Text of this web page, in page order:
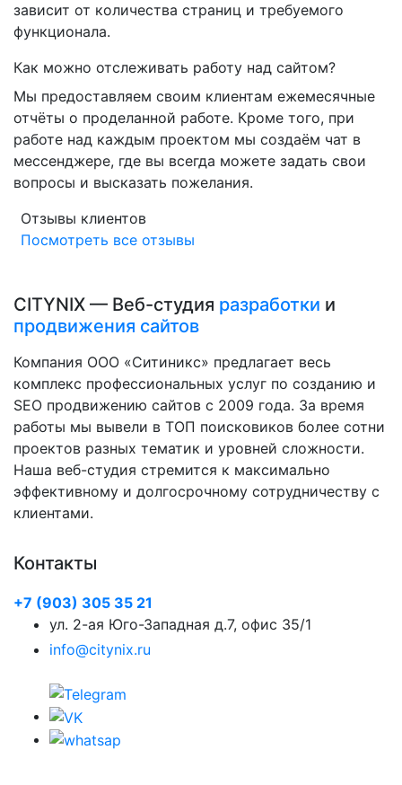
зависит от количества страниц и требуемого
функционала.
Как можно отслеживать работу над сайтом?
Мы предоставляем своим клиентам ежемесячные
отчёты о проделанной работе. Кроме того, при
работе над каждым проектом мы создаём чат в
мессенджере, где вы всегда можете задать свои
вопросы и высказать пожелания.
Отзывы клиентов
Посмотреть все отзывы
CITYNIX — Веб-студия разработки и
продвижения сайтов
Компания ООО «Ситиникс» предлагает весь
комплекс профессиональных услуг по созданию и
SEO продвижению сайтов с 2009 года. За время
работы мы вывели в ТОП поисковиков более сотни
проектов разных тематик и уровней сложности.
Наша веб-студия стремится к максимально
эффективному и долгосрочному сотрудничеству с
клиентами.
Контакты
+7 (903) 305 35 21
ул. 2-ая Юго-Западная д.7, офис 35/1
info@citynix.ru